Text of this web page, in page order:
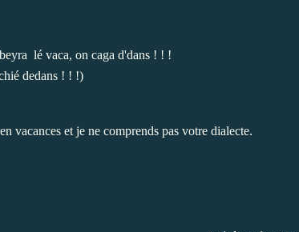
lé vaca, on caga d'dans ! ! !
dedans ! ! !)
vacances et je ne comprends pas votre dialecte.